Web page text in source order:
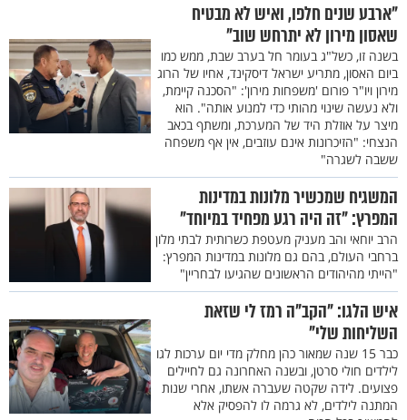
"ארבע שנים חלפו, ואיש לא מבטיח
שאסון מירון לא יתרחש שוב"
בשנה זו, כשל"ג בעומר חל בערב שבת, ממש כמו
ביום האסון, מתריע ישראל דיסקינד, אחיו של הרוג
מירון ויו"ר פורום 'משפחות מירון': "הסכנה קיימת,
ולא נעשה שינוי מהותי כדי למנוע אותה". הוא
מיצר על אוזלת היד של המערכת, ומשתף בכאב
הנצחי: "הזיכרונות אינם עוזבים, אין אף משפחה
ששבה לשגרה"
המשגיח שמכשיר מלונות במדינות
המפרץ: "זה היה רגע מפחיד במיוחד"
הרב יוחאי והב מעניק מעטפת כשרותית לבתי מלון
ברחבי העולם, בהם גם מלונות במדינות המפרץ:
"הייתי מהיהודים הראשונים שהגיעו לבחריין"
איש הלגו: "הקב"ה רמז לי שזאת
השליחות שלי"
כבר 15 שנה שמאור כהן מחלק מדי יום ערכות לגו
לילדים חולי סרטן, ובשנה האחרונה גם לחיילים
פצועים. לידה שקטה שעברה אשתו, אחרי שנות
המתנה לילדים, לא גרמה לו להפסיק אלא